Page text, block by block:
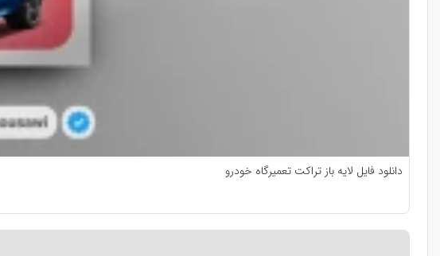
دانلود فایل لایه باز تراکت تعمیرگاه خودرو